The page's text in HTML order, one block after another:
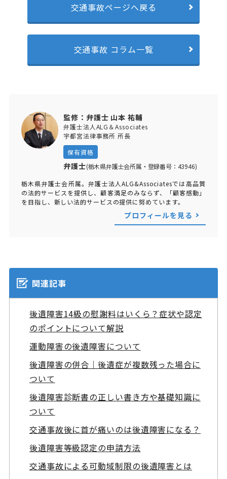
交通事故ページへ戻る
交通事故 コラム一覧
監修：弁護士 山本 祐輔
弁護士法人ALG＆Associates
宇都宮法律事務所 所長
保有資格
弁護士(栃木県弁護士会所属・登録番号：43946)
栃木県弁護士会所属。弁護士法人ALG&Associatesでは高品質
の法的サービスを提供し、顧客満足のみならず、「顧客感動」
を目指し、新しい法的サービスの提供に努めています。
プロフィールを見る
関連記事
後遺障害14級の慰謝料はいくら？症状や認定
のポイントについて解説
運動障害の後遺障害について
後遺障害の併合｜後遺症が複数残った場合に
ついて
後遺障害診断書の正しい書き方や基礎知識に
ついて
交通事故後に首が痛いのは後遺障害になる？
後遺障害等級認定の申請方法
交通事故による可動域制限の後遺障害とは